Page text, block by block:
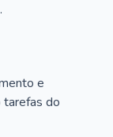
e
tarefas do